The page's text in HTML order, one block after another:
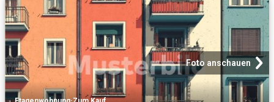
Foto anschauen